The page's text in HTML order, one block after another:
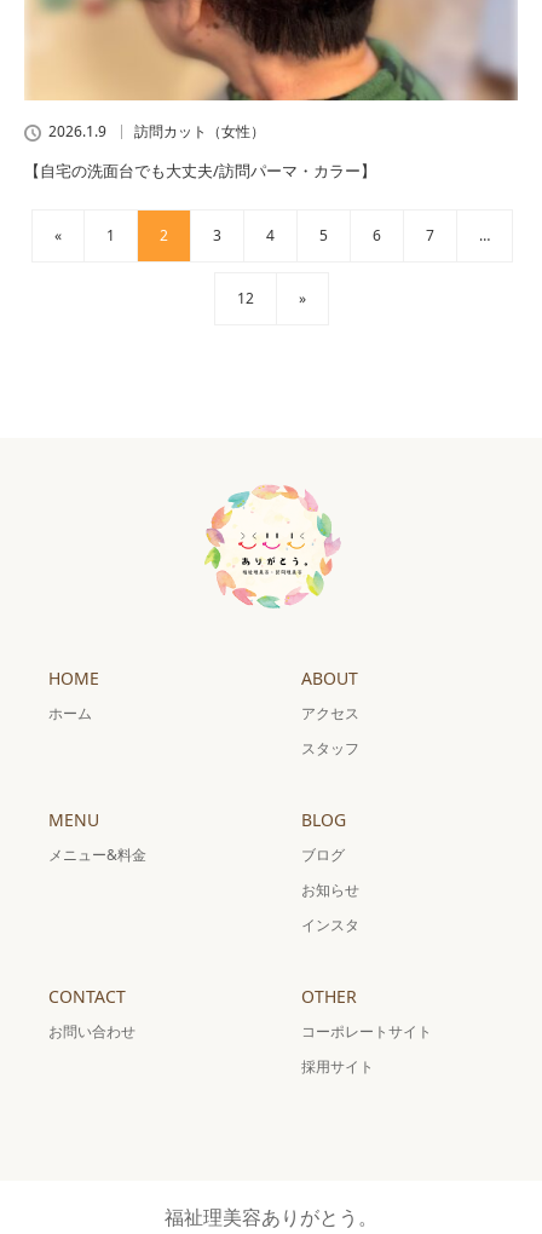
2026.1.9 訪問カット（女性）
【自宅の洗面台でも大丈夫/訪問パーマ・カラー】
« 1 2 3 4 5 6 7 …
12 »
HOME
ホーム
ABOUT
アクセス
スタッフ
MENU
メニュー&料金
BLOG
ブログ
お知らせ
インスタ
CONTACT
お問い合わせ
OTHER
コーポレートサイト
採用サイト
福祉理美容ありがとう。